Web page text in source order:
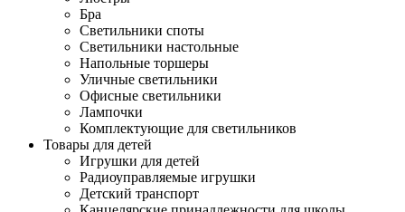
Бра
Светильники споты
Светильники настольные
Напольные торшеры
Уличные светильники
Офисные светильники
Лампочки
Комплектующие для светильников
Товары для детей
Игрушки для детей
Радиоуправляемые игрушки
Детский транспорт